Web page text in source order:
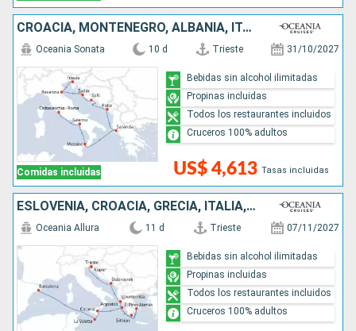
CROACIA, MONTENEGRO, ALBANIA, ITALIA
Comidas incluidas
Oceania Sonata 10 d Trieste 31/10/2027
US$ 4,613 Tasas incluidas
Bebidas sin alcohol ilimitadas
Propinas incluidas
Todos los restaurantes incluidos
Cruceros 100% adultos
ESLOVENIA, CROACIA, GRECIA, ITALIA, MALTA, ESPAÑA
Oceania Allura 11 d Trieste 07/11/2027
Bebidas sin alcohol ilimitadas
Propinas incluidas
Todos los restaurantes incluidos
Cruceros 100% adultos